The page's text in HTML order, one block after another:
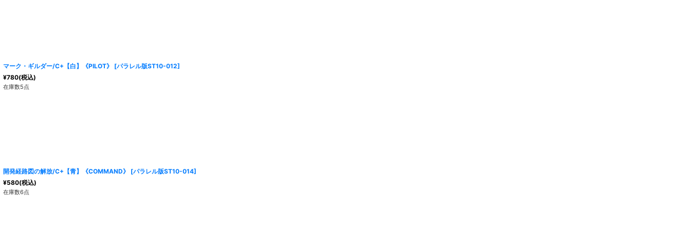
マーク・ギルダー/C+【白】《PILOT》 [パラレル版ST10-012]
¥780(税込)
在庫数5点
開発経路図の解放/C+【青】《COMMAND》 [パラレル版ST10-014]
¥580(税込)
在庫数6点